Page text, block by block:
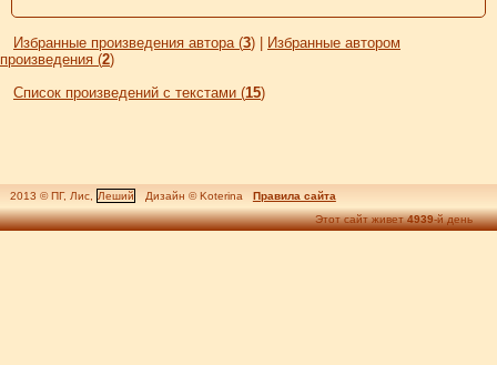
Избранные произведения автора (3) | Избранные автором
произведения (2)
Список произведений с текстами (15)
2013 © ПГ, Лис, Леший Дизайн © Koterina
Правила сайта
Этот сайт живет4939-й день